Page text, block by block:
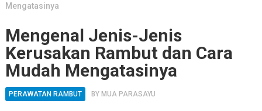
Mengatasinya
Mengenal Jenis-Jenis
Kerusakan Rambut dan Cara
Mudah Mengatasinya
PERAWATAN RAMBUT BY MUA PARASAYU